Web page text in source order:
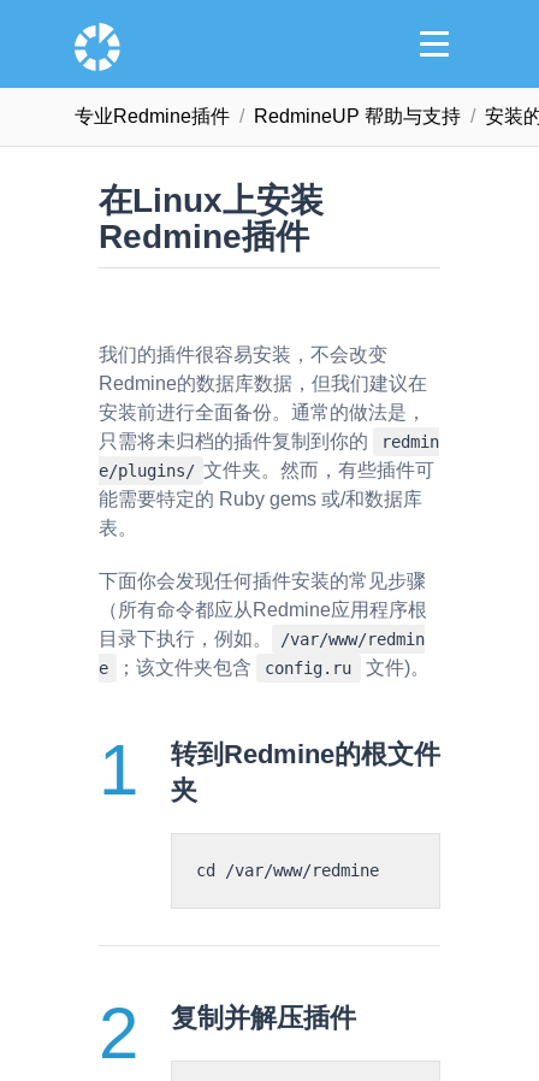
专业Redmine插件 RedmineUP 帮助与支持 安装
在Linux上安装
Redmine插件
我们的插件很容易安装，不会改变
Redmine的数据库数据，但我们建议在
安装前进行全面备份。通常的做法是，
只需将未归档的插件复制到你的
redmin
e/plugins/ 文件夹。然而，有些插件可
能需要特定的 Ruby gems 或/和数据库
表。
下面你会发现任何插件安装的常见步骤
（所有命令都应从Redmine应用程序根
目录下执行，例如。
/var/www/redmin
e
；该文件夹包含 config.ru 文件)。
转到Redmine的根文件
夹
复制并解压插件